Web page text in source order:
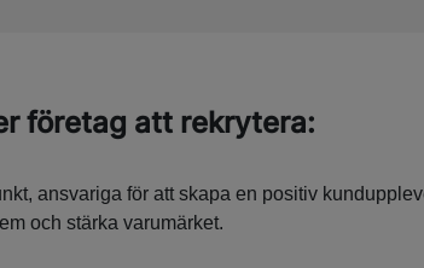
företag att rekrytera:
ansvariga för att skapa en positiv
och stärka varumärket.